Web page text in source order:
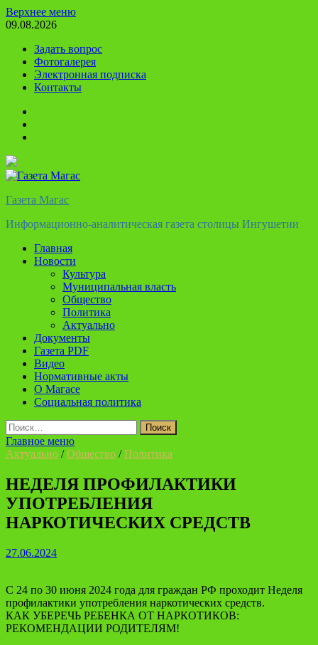
Перейти
к
Верхнее меню
09.08.2026
Задать вопрос
Фотогалерея
Электронная подписка
Контакты
Газета Магас
Информационно-аналитическая газета столицы Ингушетии
Главная
Новости
Культура
Муниципальная власть
Общество
Политика
Актуально
Документы
Газета PDF
Видео
Нормативные акты
О Магасе
Социальная политика
Найти:
Главное меню
Актуально /Общество /Политика
НЕДЕЛЯ ПРОФИЛАКТИКИ
УПОТРЕБЛЕНИЯ
НАРКОТИЧЕСКИХ СРЕДСТВ
27.06.2024
С 24 по 30 июня 2024 года для граждан РФ проходит Неделя
профилактики употребления наркотических средств.
КАК УБЕРЕЧЬ РЕБЕНКА ОТ НАРКОТИКОВ:
РЕКОМЕНДАЦИИ РОДИТЕЛЯМ!